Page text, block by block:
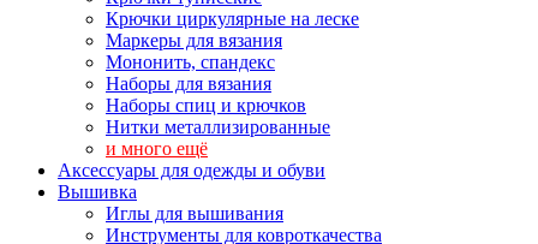
Крючки циркулярные на леске
Маркеры для вязания
Мононить, спандекс
Наборы для вязания
Наборы спиц и крючков
Нитки металлизированные
и много ещё
Аксессуары для одежды и обуви
Вышивка
Иглы для вышивания
Инструменты для ковроткачества